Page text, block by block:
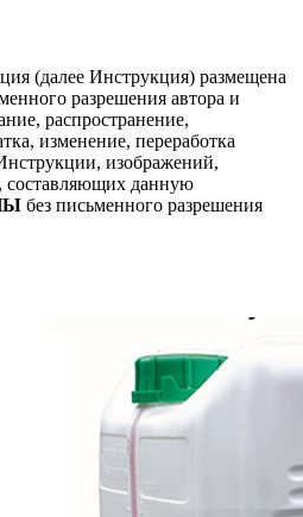
(далее Инструкция) размещена
разрешения автора и
распространение,
изменение, переработка
изображений,
составляющих данную
без письменного разрешения